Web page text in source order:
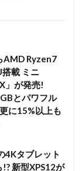
AMD Ryzen7
載 ミニ
」が発売!
とパワフル
に15%以上も
4Kタブレット
新型XPS12が